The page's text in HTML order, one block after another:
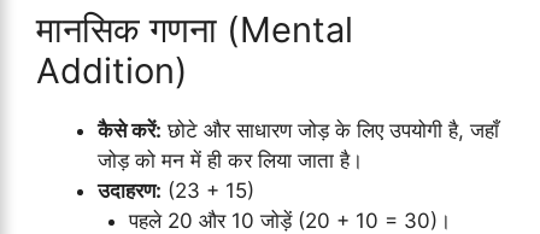
मानसिक गणना (Mental
Addition)
कैसे करें: छोटे और साधारण जोड़ के लिए उपयोगी है, जहाँ
जोड़ को मन में ही कर लिया जाता है।
उदाहरण: (23 + 15)
पहले 20 और 10 जोड़ें (20 + 10 = 30)।